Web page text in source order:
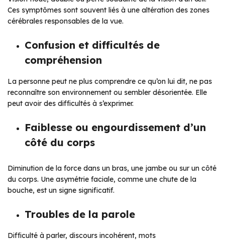
Ces symptômes sont souvent liés à une altération des zones
cérébrales responsables de la vue.
Confusion et difficultés de
compréhension
La personne peut ne plus comprendre ce qu’on lui dit, ne pas
reconnaître son environnement ou sembler désorientée. Elle
peut avoir des difficultés à s’exprimer.
Faiblesse ou engourdissement d’un
côté du corps
Diminution de la force dans un bras, une jambe ou sur un côté
du corps. Une asymétrie faciale, comme une chute de la
bouche, est un signe significatif.
Troubles de la parole
Difficulté à parler, discours incohérent, mots